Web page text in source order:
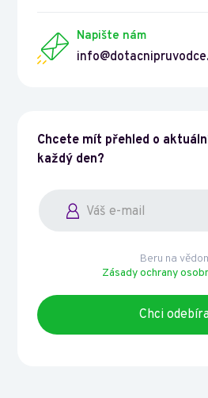
Napište nám
Chcete mít přehled o
každý den?
Beru na
Zásady ochrany